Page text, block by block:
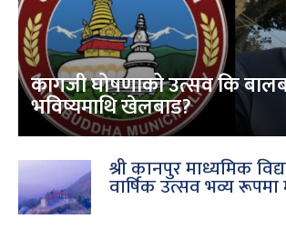
कागजी घोषणाको उत्सव कि
भविष्यमाथि खेलबाड?
श्री कानपुर माध्यमिक
वार्षिक उत्सव भव्य